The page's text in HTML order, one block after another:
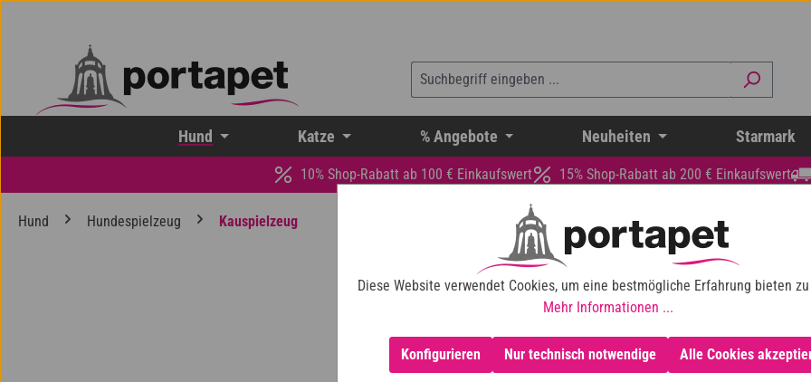
Hund Katze % Angebote Neuheiten Starmark
10% Shop-Rabatt ab 100 € Einkaufswert 15% Shop-Rabatt ab 200 € Einkaufswert
Hund Hundespielzeug Kauspielzeug
Diese Website verwendet Cookies, um eine bestmögliche Erfahrung bieten
Mehr Informationen ...
Konfigurieren Alle Cookies
Nur technisch notwendige